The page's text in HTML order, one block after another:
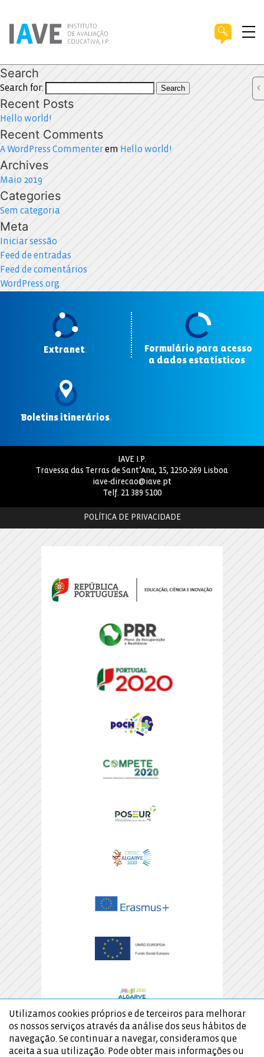
Search
Search for: Search
Recent Posts
Hello world!
Recent Comments
A WordPress Commenterem Hello world!
Archives
Maio 2019
Categories
Sem categoria
Meta
Iniciar sessão
Feed de entradas
Feed de comentários
WordPress.org
Extranet.
Formulário para acesso
a dados estatísticos
Boletins itinerários.
IAVE I.P.
Travessa das Terras de Sant’Ana, 15, 1250-269 Lisboa
iave-direcao@iave.pt
Telf. 21 389 5100
POLÍTICA DE PRIVACIDADE
Utilizamos cookies próprios e de terceiros para melhorar
os nossos serviços através da análise dos seus hábitos de
navegação. Se continuar a navegar, consideramos que
aceita a sua utilização. Pode obter mais informações ou